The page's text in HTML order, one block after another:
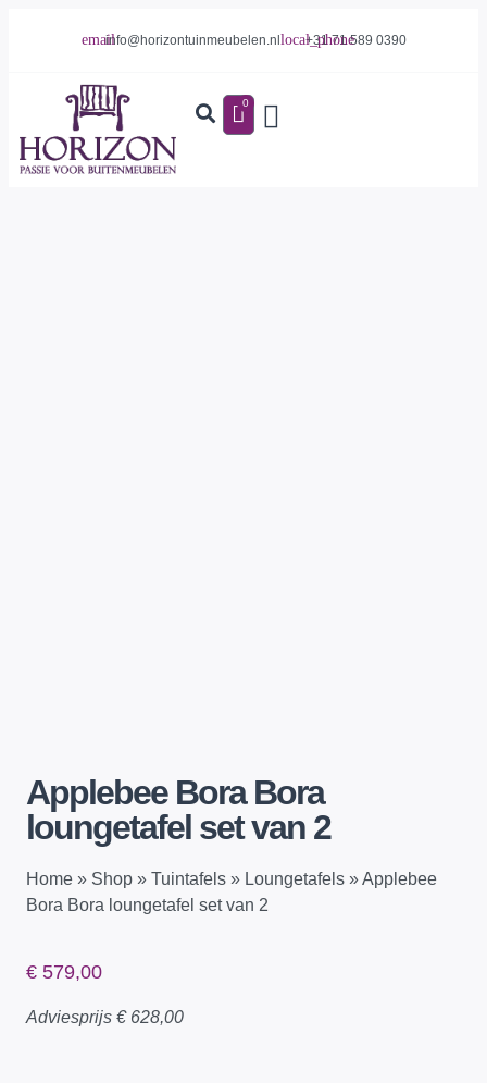
info@horizontuinmeubelen.nl +31 71 589 0390
0
Applebee Bora Bora
loungetafel set van 2
Home » Shop » Tuintafels » Loungetafels »Applebee
Bora Bora loungetafel set van 2
€ 579,00
Adviesprijs €628,00